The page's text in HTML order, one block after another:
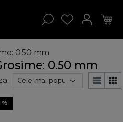
0.50 mm
0.50 mm